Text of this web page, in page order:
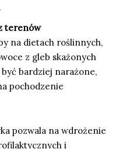
terenów
na dietach roślinnych,
z gleb skażonych
bardziej narażone,
pochodzenie
pozwala na wdrożenie
i